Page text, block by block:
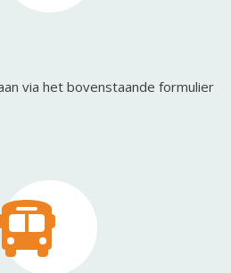
via het bovenstaande formulier